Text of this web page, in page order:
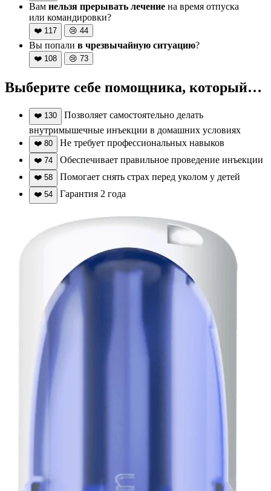
Вам нельзя прерывать лечение на время отпуска
или командировки?
❤️ 117 😢 44
Вы попали в чрезвычайную ситуацию?
❤️ 108 😢 73
Выберите себе помощника, который…
❤️ 130
Позволяет самостоятельно делать
внутримышечные инъекции в домашних условиях
❤️ 80 Не требует профессиональных навыков
❤️ 74 Обеспечивает правильное проведение инъекции
❤️ 58 Помогает снять страх перед уколом у детей
❤️ 54 Гарантия 2 года